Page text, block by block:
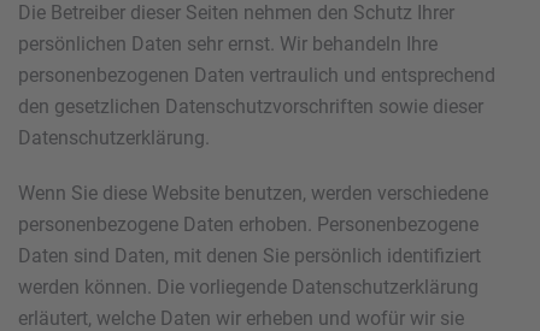
Die Betreiber dieser Seiten nehmen den Schutz Ihrer
persönlichen Daten sehr ernst. Wir behandeln Ihre
personenbezogenen Daten vertraulich und entsprechend
den gesetzlichen Datenschutzvorschriften sowie dieser
Datenschutzerklärung.
Wenn Sie diese Website benutzen, werden verschiedene
personenbezogene Daten erhoben. Personenbezogene
Daten sind Daten, mit denen Sie persönlich identifiziert
werden können. Die vorliegende Datenschutzerklärung
erläutert, welche Daten wir erheben und wofür wir sie